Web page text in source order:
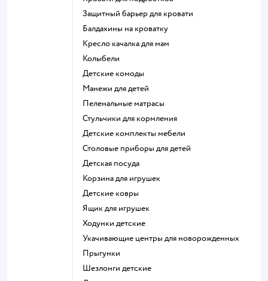
Защитный барьер для кровати
Балдахины на кроватку
Кресло качалка для мам
Колыбели
Детские комоды
Манежи для детей
Пеленальные матрасы
Стульчики для кормления
Детские комплекты мебели
Столовые приборы для детей
Детская посуда
Корзина для игрушек
Детские ковры
Ящик для игрушек
Ходунки детские
Укачивающие центры для новорожденных
Прыгунки
Шезлонги детские